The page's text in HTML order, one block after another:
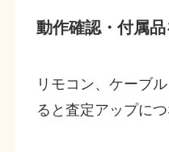
動作確認・付属
リモコン、ケーブ
ると査定アップにつ